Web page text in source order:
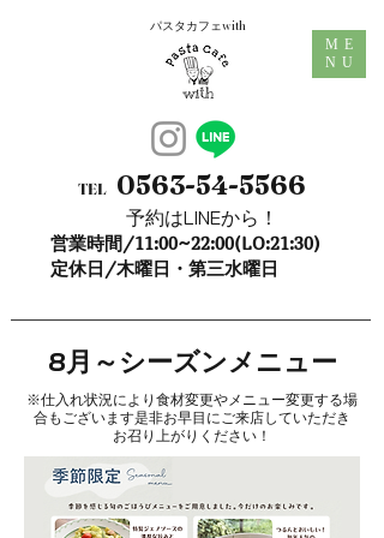
パスタカフェwith
TEL 0563-54-5566
営業時間/11:00~22:00(LO:21:30)
定休日/木曜日・第三水曜日
予約はLINEから！
ME
NU
​8月～シーズンメニュー
​※仕入れ状況により食材変更やメニュー変更する場
合もございます是非お早目にご来店していただき
お召り上がりください！